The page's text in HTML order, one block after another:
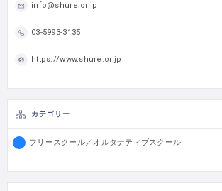
info@shure.or.jp
03-5993-3135
https://www.shure.or.jp
カテゴリー
フリースクール／オルタナティブスクール